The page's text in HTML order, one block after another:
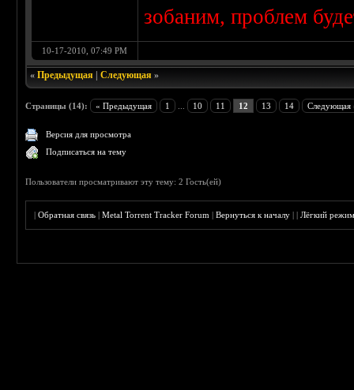
зобаним, проблем
10-17-2010, 07:49 PM
«Предыдущая |Следующая »
Страницы (14): « Предыдущая 1 10 11 12 13 14 Следующая
Версия для просмотра
Подписаться на тему
Пользователи просматривают эту тему: 2 Гость(ей)
|Обратная связь |Metal Torrent Tracker Forum |Вернуться к началу ||Лёгкий